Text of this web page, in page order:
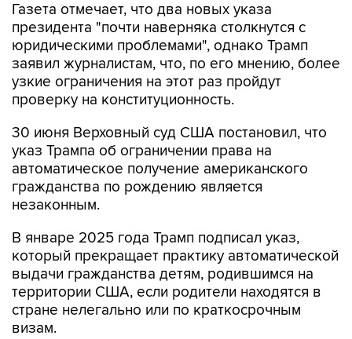
Газета отмечает, что два новых указа
президента "почти наверняка столкнутся с
юридическими проблемами", однако Трамп
заявил журналистам, что, по его мнению, более
узкие ограничения на этот раз пройдут
проверку на конституционность.
30 июня Верховный суд США постановил, что
указ Трампа об ограничении права на
автоматическое получение американского
гражданства по рождению является
незаконным.
В январе 2025 года Трамп подписал указ,
который прекращает практику автоматической
выдачи гражданства детям, родившимся на
территории США, если родители находятся в
стране нелегально или по краткосрочным
визам.